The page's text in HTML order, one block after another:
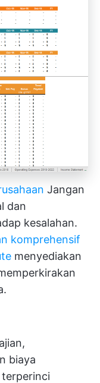
Jangan
dan
kesalahan.
komprehensif
menyediakan
biaya